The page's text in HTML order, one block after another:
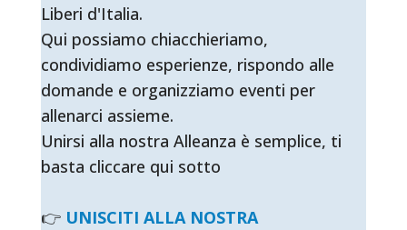
Liberi d'Italia.
Qui possiamo chiacchieriamo,
condividiamo esperienze, rispondo alle
domande e organizziamo eventi per
allenarci assieme.
Unirsi alla nostra Alleanza è semplice, ti
basta cliccare qui sotto
👉 UNISCITI ALLA NOSTRA